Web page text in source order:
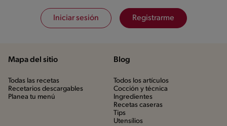
Iniciar sesión Registrarme
Mapa del sitio
Todas las recetas
Recetarios descargables
Planea tu menú
Blog
Todos los artículos
Cocción y técnica
Ingredientes
Recetas caseras
Tips
Utensílios